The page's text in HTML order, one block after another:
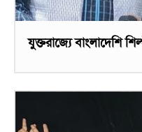
যুক্তরাজ্যে বাংলাদেশি